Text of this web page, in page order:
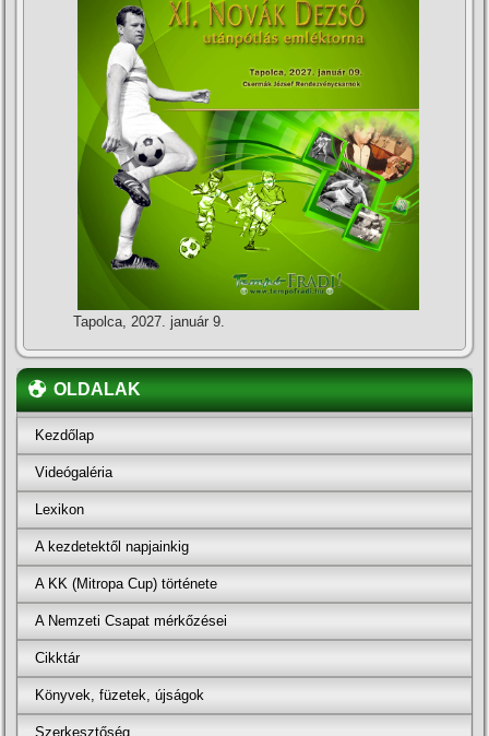
Tapolca, 2027. január 9.
OLDALAK
Kezdőlap
Videógaléria
Lexikon
A kezdetektől napjainkig
A KK (Mitropa Cup) története
A Nemzeti Csapat mérkőzései
Cikktár
Könyvek, füzetek, újságok
Szerkesztőség